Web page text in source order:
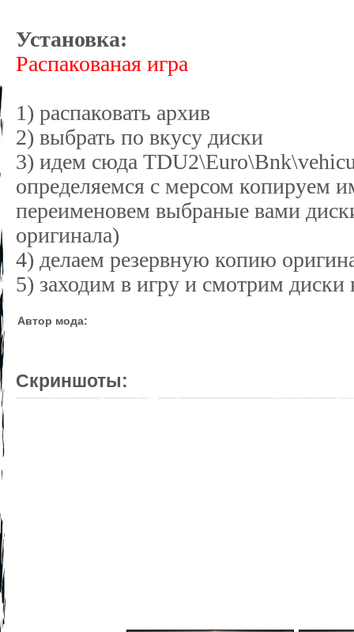
Установка:
Распакованая игра
1) распаковать архив
2) выбрать по вкусу диски
3) идем сюда
определяемся с мерсом копируем
переименовем выбраные вами
оригинала)
4) делаем резервную копию
5) заходим в игру и смотрим диски
Автор мода:
Скриншоты: